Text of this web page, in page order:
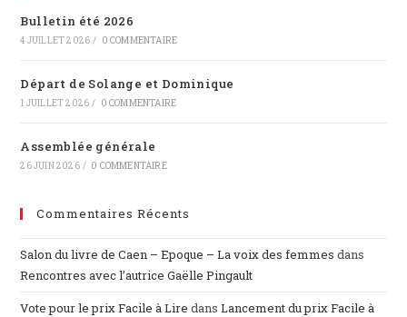
Bulletin été 2026
4 JUILLET 2026 / 0 COMMENTAIRE
Départ de Solange et Dominique
1 JUILLET 2026 / 0 COMMENTAIRE
Assemblée générale
26 JUIN 2026 / 0 COMMENTAIRE
Commentaires Récents
Salon du livre de Caen – Epoque – La voix des femmes dans
Rencontres avec l’autrice Gaëlle Pingault
Vote pour le prix Facile à Lire dansLancement du prix Facile à